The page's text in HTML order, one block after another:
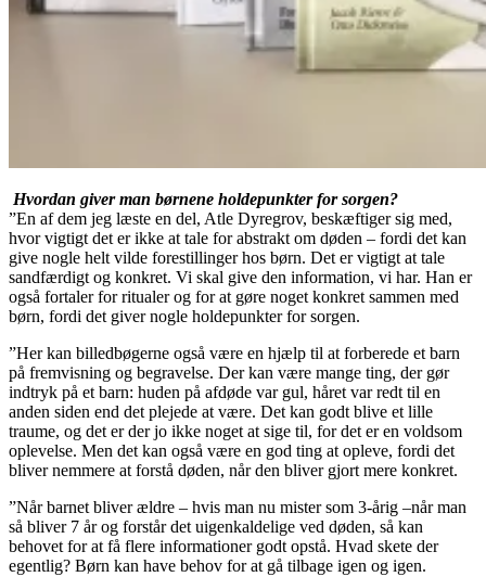
Hvordan giver man børnene holdepunkter for sorgen?
”En af dem jeg læste en del, Atle Dyregrov, beskæftiger sig med,
hvor vigtigt det er ikke at tale for abstrakt om døden – fordi det kan
give nogle helt vilde forestillinger hos børn. Det er vigtigt at tale
sandfærdigt og konkret. Vi skal give den information, vi har. Han er
også fortaler for ritualer og for at gøre noget konkret sammen med
børn, fordi det giver nogle holdepunkter for sorgen.
”Her kan billedbøgerne også være en hjælp til at forberede et barn
på fremvisning og begravelse. Der kan være mange ting, der gør
indtryk på et barn: huden på afdøde var gul, håret var redt til en
anden siden end det plejede at være. Det kan godt blive et lille
traume, og det er der jo ikke noget at sige til, for det er en voldsom
oplevelse. Men det kan også være en god ting at opleve, fordi det
bliver nemmere at forstå døden, når den bliver gjort mere konkret.
”Når barnet bliver ældre – hvis man nu mister som 3-årig –når man
så bliver 7 år og forstår det uigenkaldelige ved døden, så kan
behovet for at få flere informationer godt opstå. Hvad skete der
egentlig? Børn kan have behov for at gå tilbage igen og igen.